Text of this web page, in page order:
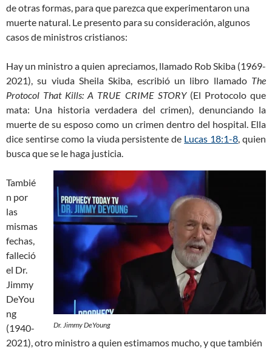
de otras formas, para que parezca que experimentaron una
muerte natural. Le presento para su consideración, algunos
casos de ministros cristianos:
Hay un ministro a quien apreciamos, llamado Rob Skiba (1969-
2021), su viuda Sheila Skiba, escribió un libro llamado The
Protocol That Kills: A TRUE CRIME STORY (El Protocolo que
mata: Una historia verdadera del crimen), denunciando la
muerte de su esposo como un crimen dentro del hospital. Ella
dice sentirse como la viuda persistente de Lucas 18:1-8, quien
busca que se le haga justicia.
Dr. Jimmy DeYoung
Tambié
n por
las
mismas
fechas,
falleció
el Dr.
Jimmy
DeYou
ng
(1940-
2021), otro ministro a quien estimamos mucho, y que también